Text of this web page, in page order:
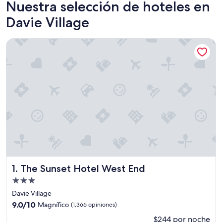
Nuestra selección de hoteles en
Davie Village
1. The Sunset Hotel West End
The Sunset Hotel West End
Propiedad
de
3.0
estrellas
Davie Village
9.0
9.0/10 Magnífico (1,366 opiniones)
$244 por noche
The Sunset Hotel West End